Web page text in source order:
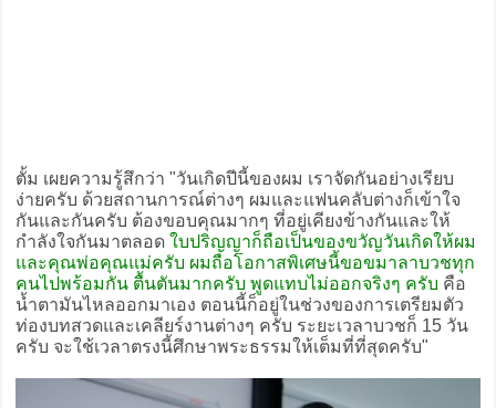
ตั้ม เผยความรู้สึกว่า "วันเกิดปีนี้ของผม เราจัดกันอย่างเรียบ
ง่ายครับ ด้วยสถานการณ์ต่างๆ ผมและแฟนคลับต่างก็เข้าใจ
กันและกันครับ ต้องขอบคุณมากๆ ที่อยู่เคียงข้างกันและให้
กำลังใจกันมาตลอด ใบปริญญาก็ถือเป็นของขวัญวันเกิดให้ผม
และคุณพ่อคุณแม่ครับ ผมถือโอกาสพิเศษนี้ขอขมาลาบวชทุก
คนไปพร้อมกัน ตื้นตันมากครับ พูดแทบไม่ออกจริงๆ ครับ คือ
น้ำตามันไหลออกมาเอง ตอนนี้ก็อยู่ในช่วงของการเตรียมตัว
ท่องบทสวดและเคลียร์งานต่างๆ ครับ ระยะเวลาบวชก็ 15 วัน
ครับ จะใช้เวลาตรงนี้ศึกษาพระธรรมให้เต็มที่ที่สุดครับ"